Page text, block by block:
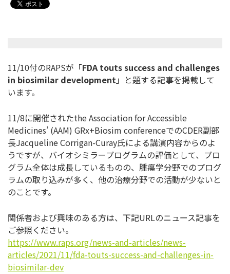
11/10付のRAPSが「FDA touts success and challenges
in biosimilar development」と題する記事を掲載して
います。
11/8に開催されたthe Association for Accessible
Medicines’ (AAM) GRx+Biosim conferenceでのCDER副部
長Jacqueline Corrigan-Curay氏による講演内容からのよ
うですが、バイオシミラープログラムの評価として、 プロ
グラム全体は成長しているものの、 腫瘍学分野でのプログ
ラムの取り込みが多く、 他の治療分野での活動が少ないと
のことです。
関係者および興味のある方は、下記URLのニュース記事を
ご参照ください。
https://www.raps.org/news-and-articles/news-
articles/2021/11/fda-touts-success-and-challenges-in-
biosimilar-dev